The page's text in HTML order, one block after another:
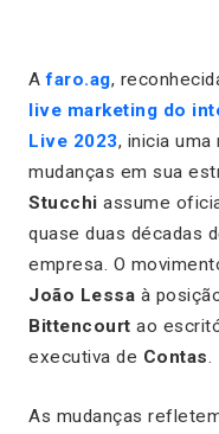
Afaro.ag,
live marketing do
Live 2023, inicia
mudanças em sua
Stucchi assume
quase duas décadas
empresa. O
João Lessa à
Bittencourt ao
executiva de Contas.
As mudanças